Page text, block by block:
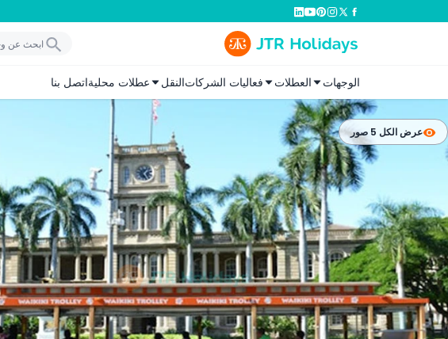
الوجهات العطلات فعاليات الشركاتالنقل عطلات محليةاتصل بنا
عرض الكل 5 صور